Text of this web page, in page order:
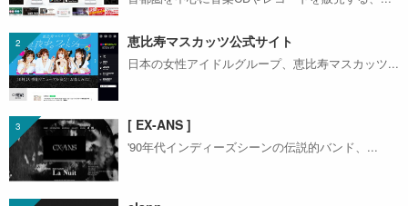
恵比寿マスカッツ公式サイト
日本の女性アイドルグループ、恵比寿マスカッツ...
[ EX-ANS ]
'90年代インディーズシーンの伝説的バンド、...